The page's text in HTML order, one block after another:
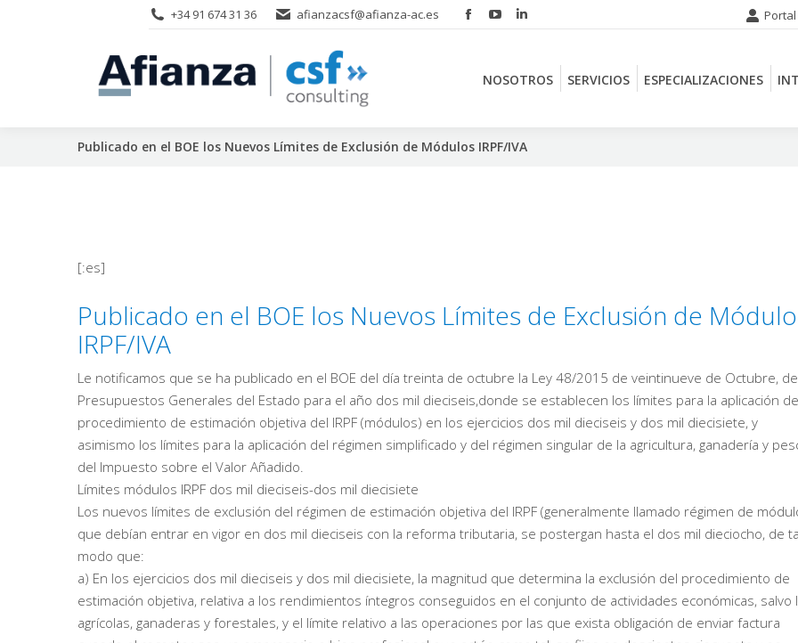
+34 91 674 31 36 afianzacsf@afianza-ac.es
Facebook
opens
window
YouTube
opens
window
Linkedin
opens
window
NOSOTROS SERVICIOS ESPECIALIZACIONES
Publicado en el BOE los Nuevos Límites de Exclusión de Módulos IRPF/IVA
[:es]
Publicado en el BOE los Nuevos Límites de Exclusión de
IRPF/IVA
Le notificamos que se ha publicado en el BOE del día treinta de octubre la Ley 48/2015 de veintinueve de Octubre, de
Presupuestos Generales del Estado para el año dos mil dieciseis,donde se establecen los límites para la aplicación
procedimiento de estimación objetiva del IRPF (módulos) en los ejercicios dos mil dieciseis y dos mil diecisiete, y
asimismo los límites para la aplicación del régimen simplificado y del régimen singular de la agricultura, ganadería y
del Impuesto sobre el Valor Añadido.
Límites módulos IRPF dos mil dieciseis-dos mil diecisiete
Los nuevos límites de exclusión del régimen de estimación objetiva del IRPF (generalmente llamado régimen de
que debían entrar en vigor en dos mil dieciseis con la reforma tributaria, se postergan hasta el dos mil dieciocho, de
modo que:
a) En los ejercicios dos mil dieciseis y dos mil diecisiete, la magnitud que determina la exclusión del procedimiento de
estimación objetiva, relativa a los rendimientos íntegros conseguidos en el conjunto de actividades económicas, salvo
agrícolas, ganaderas y forestales, y el límite relativo a las operaciones por las que exista obligación de enviar factura